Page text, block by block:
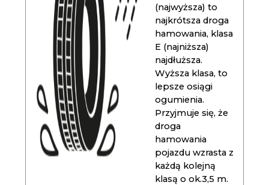
(najwyższa) to
najkrótsza droga
hamowania, klasa
E (najniższa)
najdłuższa.
Wyższa klasa, to
lepsze osiągi
ogumienia.
Przyjmuje się, że
droga
hamowania
pojazdu wzrasta z
każdą kolejną
klasą o ok.3,5 m.